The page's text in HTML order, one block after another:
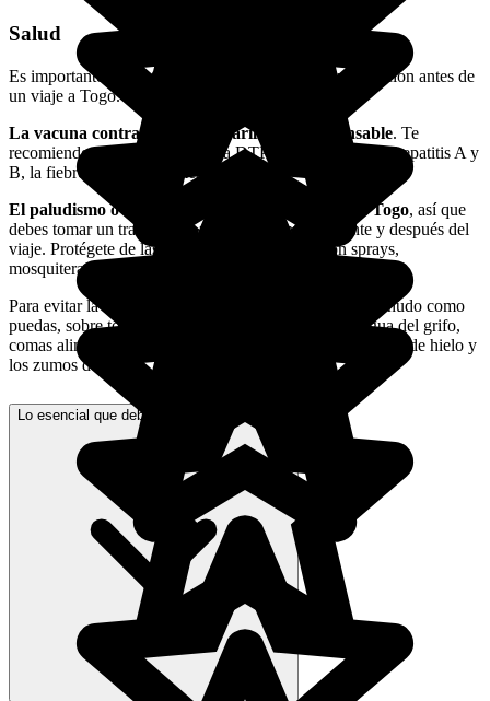
Salud
Es importante contratar un seguro médico y de repatriación antes de
un viaje a Togo.
La vacuna contra la fiebre amarilla es indispensable. Te
recomiendo actualizar tu vacuna DTP y ponrte las de la hepatitis A y
B, la fiebre tifoidea y la meningitis.
El paludismo o malaria está a la orden del día en Togo, así que
debes tomar un tratamiento preventivo antes, durante y después del
viaje. Protégete de las picaduras de mosquito con sprays,
mosquiteras y ropas que cubran.
Para evitar la contaminación, lávate las manos tan a menudo como
puedas, sobre todo antes de las comidas. No bebas agua del grifo,
comas alimentos crudos o poco hechos y evita los cubitos de hielo y
los zumos de frutas.
Lo esencial que debes saber para ir a Togo